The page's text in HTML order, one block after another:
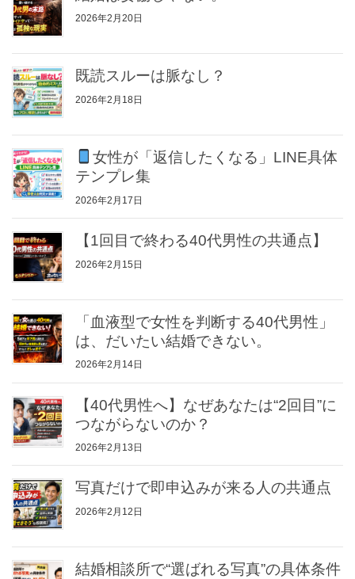
2026年2月20日
既読スルーは脈なし？
2026年2月18日
女性が「返信したくなる」LINE具体
テンプレ集
2026年2月17日
【1回目で終わる40代男性の共通点】
2026年2月15日
「血液型で女性を判断する40代男性」
は、だいたい結婚できない。
2026年2月14日
【40代男性へ】なぜあなたは“2回目”に
つながらないのか？
2026年2月13日
写真だけで即申込みが来る人の共通点
2026年2月12日
結婚相談所で“選ばれる写真”の具体条件